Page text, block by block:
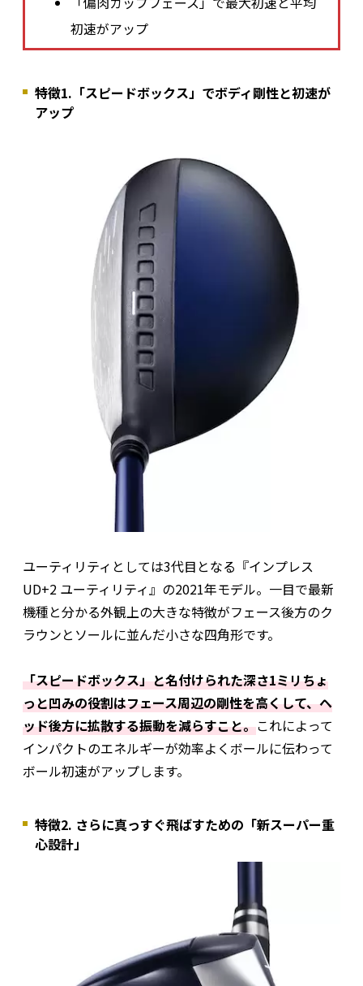
初速がアップ
特徴1.「スピードボックス」でボディ剛性と初速が
アップ
ユーティリティとしては3代目となる『インプレス
UD+2 ユーティリティ』の2021年モデル。一目で最新
機種と分かる外観上の大きな特徴がフェース後方のク
ラウンとソールに並んだ小さな四角形です。
「スピードボックス」と名付けられた深さ1ミリちょ
っと凹みの役割はフェース周辺の剛性を高くして、ヘ
ッド後方に拡散する振動を減らすこと。これによって
インパクトのエネルギーが効率よくボールに伝わって
ボール初速がアップします。
特徴2. さらに真っすぐ飛ばすための「新スーパー重
心設計」